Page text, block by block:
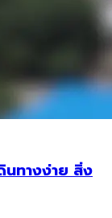
นทางง่าย สิ่ง